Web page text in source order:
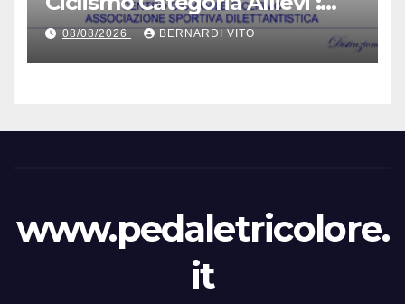
Domenica 9 Agosto il Gran
Premio 12 Martiri – Si ringrazia
il signor Gianmario Gatti
tecnica
08/08/2026 BERNARDI VITO
www.pedaletricolore.
it